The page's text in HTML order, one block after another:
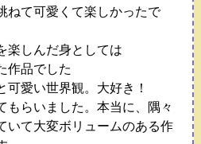
ねて可愛くて楽しかったで
楽しんだ身としては
作品でした
可愛い世界観。大好き！
もらいました。本当に、隅々
いて大変ボリュームのある作